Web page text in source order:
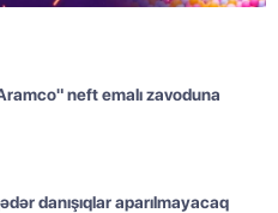
neft emalı zavoduna
danışıqlar aparılmayacaq